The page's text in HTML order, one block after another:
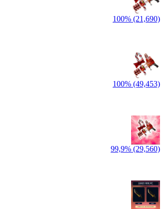
100% (21,690)
100% (49,453)
99,9% (29,560)